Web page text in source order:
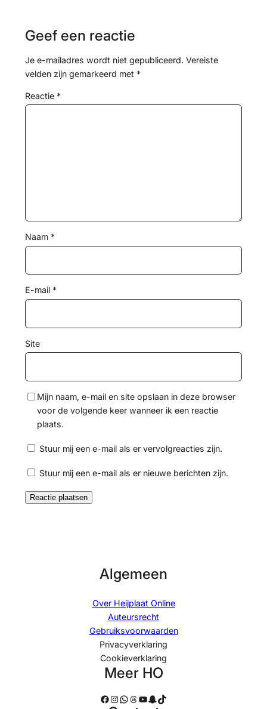
Geef een reactie
Je e-mailadres wordt niet gepubliceerd. Vereiste
velden zijn gemarkeerd met *
Reactie *
Naam *
E-mail *
Site
Mijn naam, e-mail en site opslaan in deze browser
voor de volgende keer wanneer ik een reactie
plaats.
Stuur mij een e-mail als er vervolgreacties zijn.
Stuur mij een e-mail als er nieuwe berichten zijn.
Algemeen
Over Heijplaat Online
Auteursrecht
Gebruiksvoorwaarden
Privacyverklaring
Cookieverklaring
Meer HO
Facebook Instagram WhatsApp Threads YouTube Snapchat TikTok